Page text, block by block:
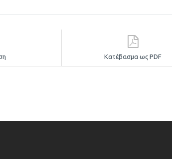
Κατέβασμα ως PDF